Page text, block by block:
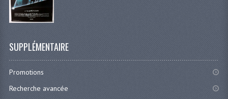
SUPPLÉMENTAIRE
Promotions
Recherche avancée